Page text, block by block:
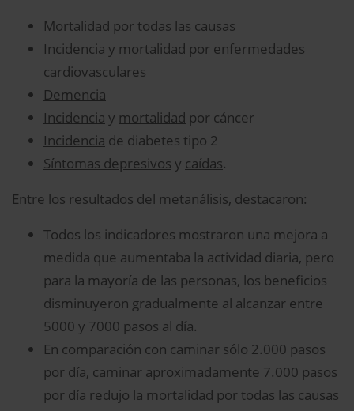
Mortalidad por todas las causas
Incidencia y mortalidad por enfermedades
cardiovasculares
Demencia
Incidencia y mortalidad por cáncer
Incidencia de diabetes tipo 2
Síntomas depresivos y caídas.
Entre los resultados del metanálisis, destacaron:
Todos los indicadores mostraron una mejora a
medida que aumentaba la actividad diaria, pero
para la mayoría de las personas, los beneficios
disminuyeron gradualmente al alcanzar entre
5000 y 7000 pasos al día.
En comparación con caminar sólo 2.000 pasos
por día, caminar aproximadamente 7.000 pasos
por día redujo la mortalidad por todas las causas